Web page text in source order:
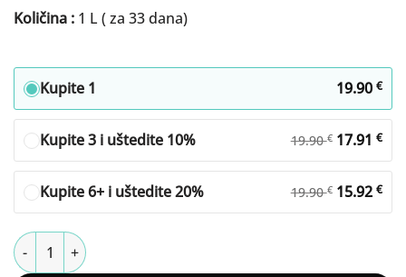
Količina : 1 L ( za 33 dana)
Kupite 1 19.90 €
Kupite 3 i uštedite 10% 19.90€ 17.91 €
Kupite 6+ i uštedite 20% 19.90€ 15.92 €
Aloe Vera količina